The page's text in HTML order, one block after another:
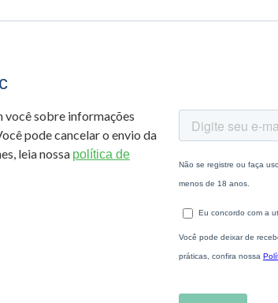
você sobre informações
pode cancelar o envio da
leia nossa política de